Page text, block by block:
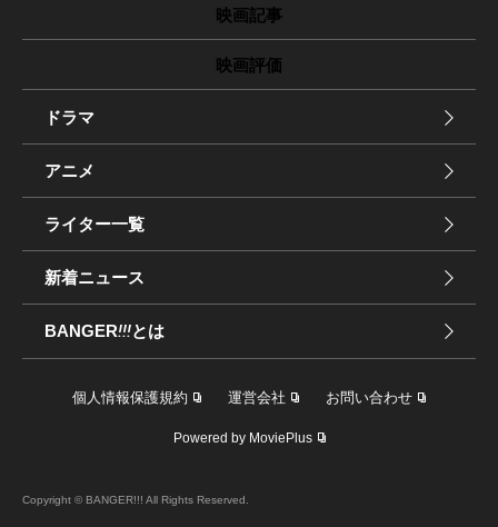
映画記事
映画評価
ドラマ
アニメ
ライター一覧
新着ニュース
BANGER!!!とは
個人情報保護規約 運営会社 お問い合わせ
Powered by MoviePlus
Copyright © BANGER!!! All Rights Reserved.